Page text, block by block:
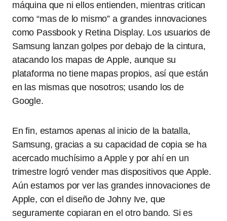
máquina que ni ellos entienden, mientras critican
como “mas de lo mismo” a grandes innovaciones
como Passbook y Retina Display. Los usuarios de
Samsung lanzan golpes por debajo de la cintura,
atacando los mapas de Apple, aunque su
plataforma no tiene mapas propios, así que están
en las mismas que nosotros; usando los de
Google.
En fin, estamos apenas al inicio de la batalla,
Samsung, gracias a su capacidad de copia se ha
acercado muchísimo a Apple y por ahí en un
trimestre logró vender mas dispositivos que Apple.
Aún estamos por ver las grandes innovaciones de
Apple, con el diseño de Johny Ive, que
seguramente copiaran en el otro bando. Si es